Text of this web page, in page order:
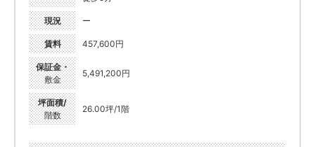
現況 ー
賃料 457,600円
保証金・
敷金
5,491,200円
坪面積/
階数
26.00坪/1階